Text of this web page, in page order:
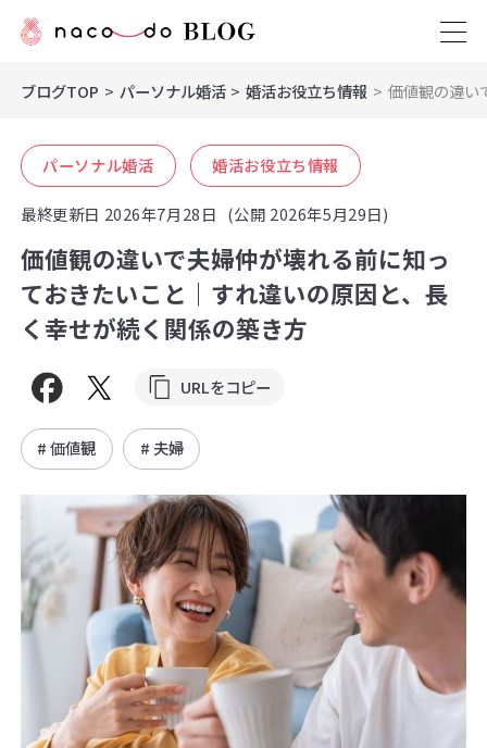
ブログTOP パーソナル婚活 婚活お役立ち情報 価値観の違い
パーソナル婚活 婚活お役立ち情報
最終更新日 2026年7月28日 (公開 2026年5月29日)
価値観の違いで夫婦仲が壊れる前に知っ
ておきたいこと｜すれ違いの原因と、長
く幸せが続く関係の築き方
URLをコピー
# 価値観 # 夫婦